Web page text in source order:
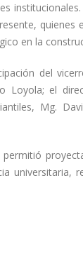
en la
del
Loyola; el
Mg.
universitaria,